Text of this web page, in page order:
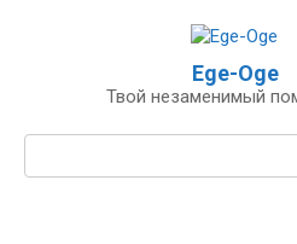
Ege-Oge
Твой незаменимый
Поиск: